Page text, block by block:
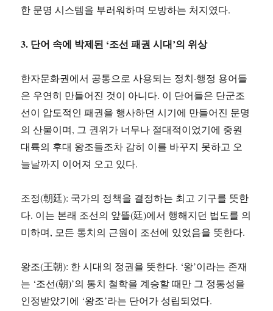
한 문명 시스템을 부러워하며 모방하는 처지였다.
3. 단어 속에 박제된 ‘조선 패권 시대’의 위상
한자문화권에서 공통으로 사용되는 정치·행정 용어들
은 우연히 만들어진 것이 아니다. 이 단어들은 단군조
선이 압도적인 패권을 행사하던 시기에 만들어진 문명
의 산물이며, 그 권위가 너무나 절대적이었기에 중원
대륙의 후대 왕조들조차 감히 이를 바꾸지 못하고 오
늘날까지 이어져 오고 있다.
조정(朝廷): 국가의 정책을 결정하는 최고 기구를 뜻한
다. 이는 본래 조선의 앞뜰(廷)에서 행해지던 법도를 의
미하며, 모든 통치의 근원이 조선에 있었음을 뜻한다.
왕조(王朝): 한 시대의 정권을 뜻한다. ‘왕’이라는 존재
는 ‘조선(朝)’의 통치 철학을 계승할 때만 그 정통성을
인정받았기에 ‘왕조’라는 단어가 성립되었다.